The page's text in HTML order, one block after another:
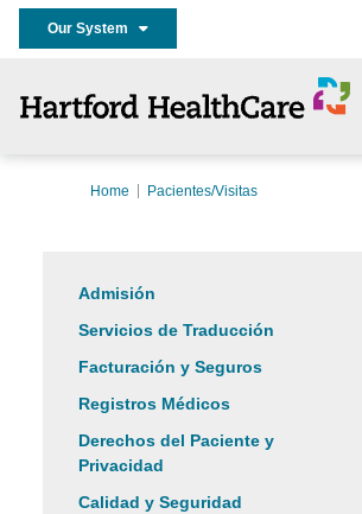
Our System
Home Pacientes/Visitas
Admisión
Servicios de Traducción
Facturación y Seguros
Registros Médicos
Derechos del Paciente y
Privacidad
Calidad y Seguridad